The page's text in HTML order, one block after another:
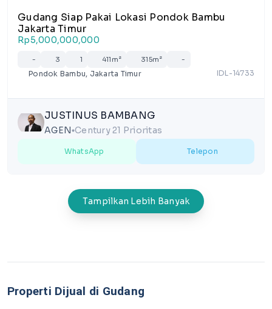
Gudang Siap Pakai Lokasi Pondok Bambu
Jakarta Timur
Rp5,000,000,000
- 3 1 411m² 315m² -
Pondok Bambu, Jakarta Timur IDL-14733
JUSTINUS BAMBANG
AGEN lensCentury 21 Prioritas
WhatsApp Telepon
Tampilkan Lebih Banyak
Properti Dijual di Gudang